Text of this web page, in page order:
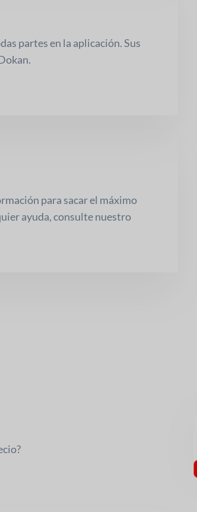
partes en la aplicación. Sus
para sacar el máximo
ayuda, consulte nuestro